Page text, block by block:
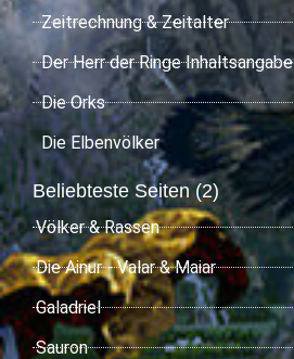
Zeitrechnung & Zeitalter
Der Herr der Ringe Inhaltsangabe
Die Orks
Die Elbenvölker
Beliebteste Seiten (2)
Völker & Rassen
Die Ainur - Valar & Maiar
Galadriel
Sauron